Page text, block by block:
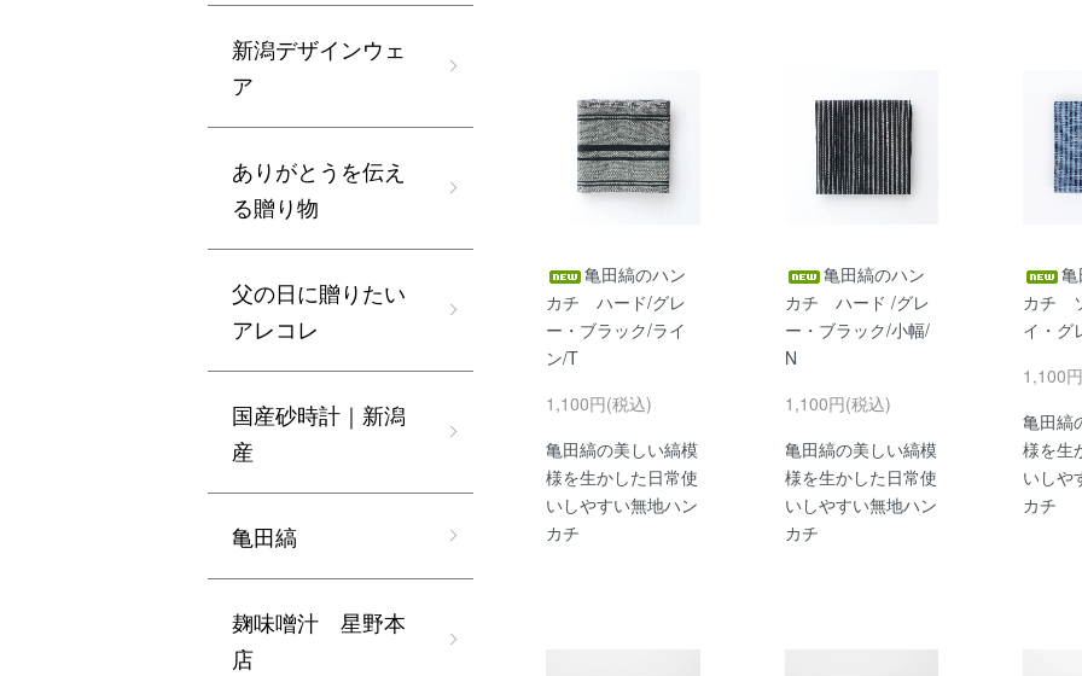
亀田縞のハン
カチ ハード/グレ
ー・ブラック/ライ
ン/T
1,100円(税込)
亀田縞の美しい縞模
様を生かした日常使
いしやすい無地ハン
カチ
亀田縞のハン
カチ ハード /グレ
ー・ブラック/小幅/
N
1,100円(税込)
亀田縞の美しい縞模
様を生かした日常使
いしやすい無地ハン
カチ
カチ
イ・グ
1,100
亀田縞
様を生
いしや
カチ
新潟デザインウェ
ア
ありがとうを伝え
る贈り物
父の日に贈りたい
アレコレ
国産砂時計｜新潟
産
亀田縞
麹味噌汁 星野本
店